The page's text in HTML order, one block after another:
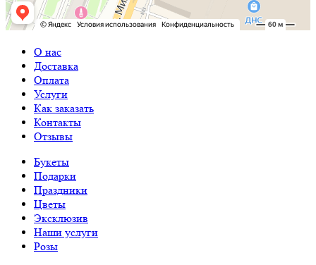
О нас
Доставка
Оплата
Услуги
Как заказать
Контакты
Отзывы
Букеты
Подарки
Праздники
Цветы
Эксклюзив
Наши услуги
Розы